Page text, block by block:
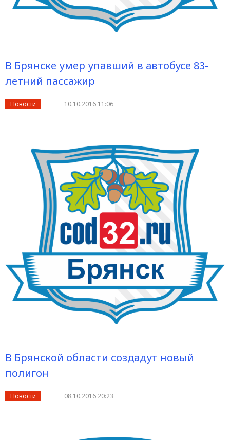
В Брянске умер упавший в автобусе 83-
летний пассажир
Новости 10.10.2016 11:06
В Брянской области создадут новый
полигон
Новости 08.10.2016 20:23